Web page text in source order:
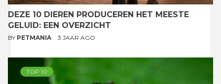
DEZE 10 DIEREN PRODUCEREN HET MEESTE
GELUID: EEN OVERZICHT
BY PETMANIA 3 JAAR AGO
TOP 10